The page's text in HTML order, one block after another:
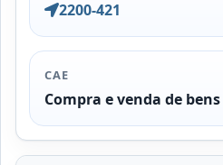
2200-421
CAE
Compra e venda de